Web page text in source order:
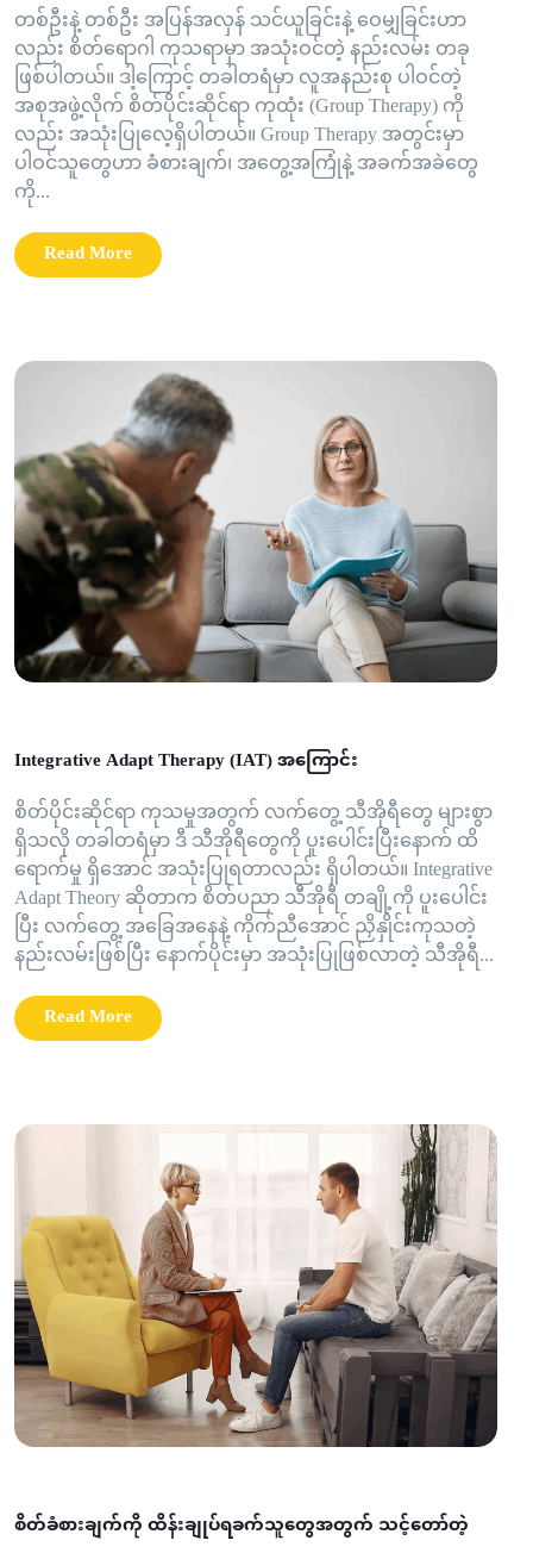
တစ်ဦးနဲ့ တစ်ဦး အပြန်အလှန် သင်ယူခြင်းနဲ့ ဝေမျှခြင်းဟာ
လည်း စိတ်ရောဂါ ကုသရာမှာ အသုံးဝင်တဲ့ နည်းလမ်း တခု
ဖြစ်ပါတယ်။ ဒါ့ကြောင့် တခါတရံမှာ လူအနည်းစု ပါဝင်တဲ့
အစုအဖွဲ့လိုက် စိတ်ပိုင်းဆိုင်ရာ ကုထုံး (Group Therapy) ကို
လည်း အသုံးပြုလေ့ရှိပါတယ်။ Group Therapy အတွင်းမှာ
ပါဝင်သူတွေဟာ ခံစားချက်၊ အတွေ့အကြုံနဲ့ အခက်အခဲတွေ
ကို...
Read More
Integrative Adapt Therapy (IAT) အကြောင်း
စိတ်ပိုင်းဆိုင်ရာ ကုသမှုအတွက် လက်တွေ့ သီအိုရီတွေ များစွာ
ရှိသလို တခါတရံမှာ ဒီ သီအိုရီတွေကို ပူးပေါင်းပြီးနောက် ထိ
ရောက်မှု ရှိအောင် အသုံးပြုရတာလည်း ရှိပါတယ်။ Integrative
Adapt Theory ဆိုတာက စိတ်ပညာ သီအိုရီ တချို့ကို ပူးပေါင်း
ပြီး လက်တွေ့ အခြေအနေနဲ့ ကိုက်ညီအောင် ညှိနှိုင်းကုသတဲ့
နည်းလမ်းဖြစ်ပြီး နောက်ပိုင်းမှာ အသုံးပြုဖြစ်လာတဲ့ သီအိုရီ...
Read More
စိတ်ခံစားချက်ကို ထိန်းချုပ်ရခက်သူတွေအတွက် သင့်တော်တဲ့